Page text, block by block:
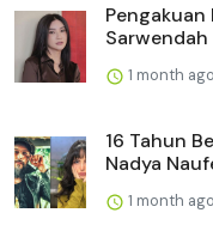
1 month ago
16 Tahun
Nadya
1 month ago